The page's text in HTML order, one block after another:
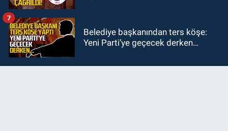
Belediye başkanından ters köşe:
Yeni Parti’ye geçecek derken…
7